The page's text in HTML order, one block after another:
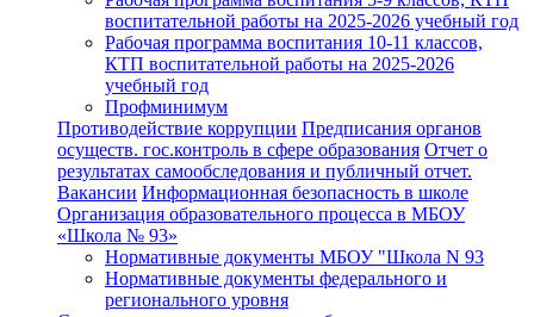
воспитательной работы на 2025-2026 учебный год
Рабочая программа воспитания 10-11 классов,
КТП воспитательной работы на 2025-2026
учебный год
Профминимум
Противодействие коррупции Предписания органов
осуществ. гос.контроль в сфере образования Отчет о
результатах самообследования и публичный отчет.
Вакансии Информационная безопасность в школе
Организация образовательного процесса в МБОУ
«Школа № 93»
Нормативные документы МБОУ "Школа N 93
Нормативные документы федерального и
регионального уровня